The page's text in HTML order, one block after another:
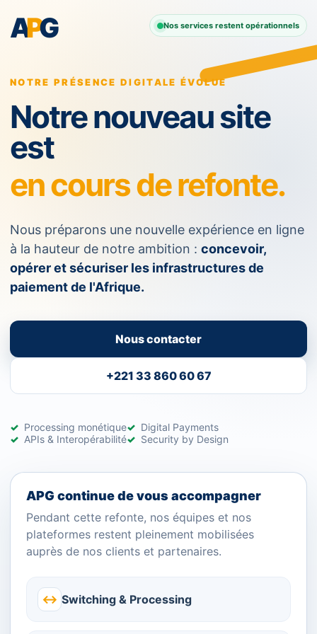
APG Nos services restent opérationnels
NOTRE PRÉSENCE DIGITALE ÉVOLUE
Notre nouveau site
est
en cours de refonte.
Nous préparons une nouvelle expérience en ligne
à la hauteur de notre ambition : concevoir,
opérer et sécuriser les infrastructures de
paiement de l'Afrique.
Nous contacter
+221 33 860 60 67
Processing monétique
Digital Payments
APIs & Interopérabilité
Security by Design
APG continue de vous accompagner
Pendant cette refonte, nos équipes et nos
plateformes restent pleinement mobilisées
auprès de nos clients et partenaires.
↔ Switching & Processing